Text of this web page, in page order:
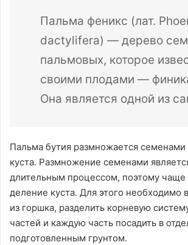
Пальма феникс (лат.
dactylifera) — дерево
пальмовых, которое
своими плодами —
Она является одной из
Пальма бутия размножается
куста. Размножение семенами
длительным процессом, поэтому чаще
деление куста. Для этого необходимо
из горшка, разделить корневую
частей и каждую часть посадить в
подготовленным грунтом.